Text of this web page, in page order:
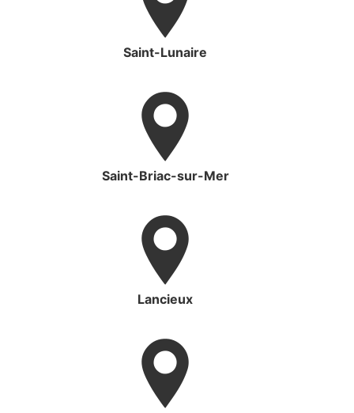
Saint-Lunaire
Saint-Briac-sur-Mer
Lancieux